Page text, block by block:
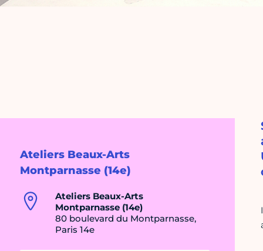
Ateliers Beaux-Arts
Montparnasse (14e)
Ateliers Beaux-Arts
Montparnasse (14e)
80 boulevard du Montparnasse,
Paris 14e